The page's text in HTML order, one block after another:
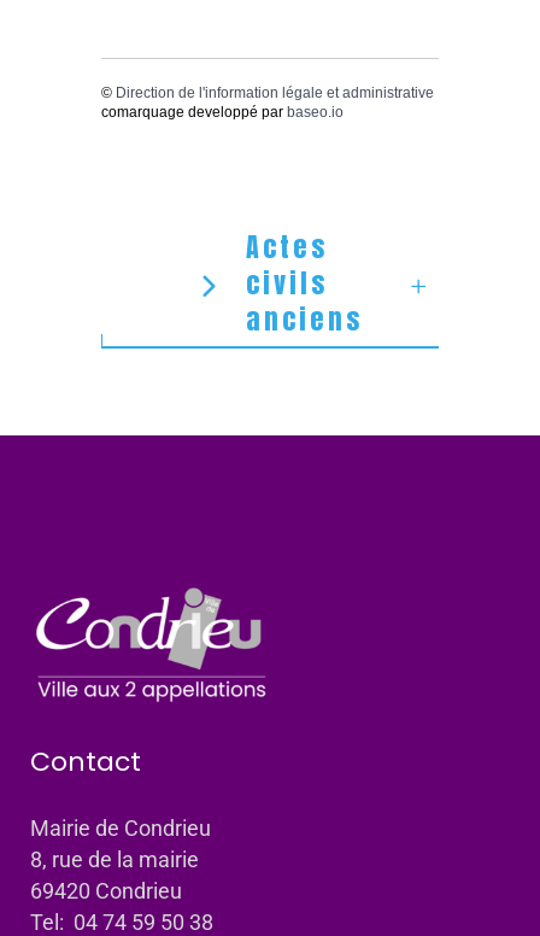
© Direction de l'information légale et administrative
comarquage developpé par baseo.io
Actes
civils
anciens
Contact
Mairie de Condrieu
8, rue de la mairie
69420 Condrieu
Tel: 04 74 59 50 38